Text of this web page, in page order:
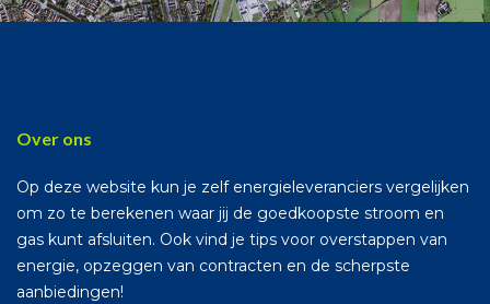
Over ons
Op deze website kun je zelf energieleveranciers vergelijken
om zo te berekenen waar jij de goedkoopste stroom en
gas kunt afsluiten. Ook vind je tips voor overstappen van
energie, opzeggen van contracten en de scherpste
aanbiedingen!